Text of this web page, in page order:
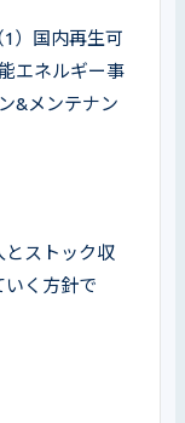
）国内再生可
エネルギー事
&メンテナン
とストック収
いく方針で